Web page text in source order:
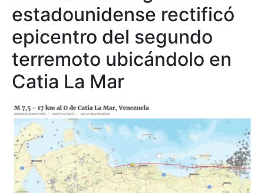
estadounidense rectificó
epicentro del segundo
terremoto ubicándolo en
Catia La Mar